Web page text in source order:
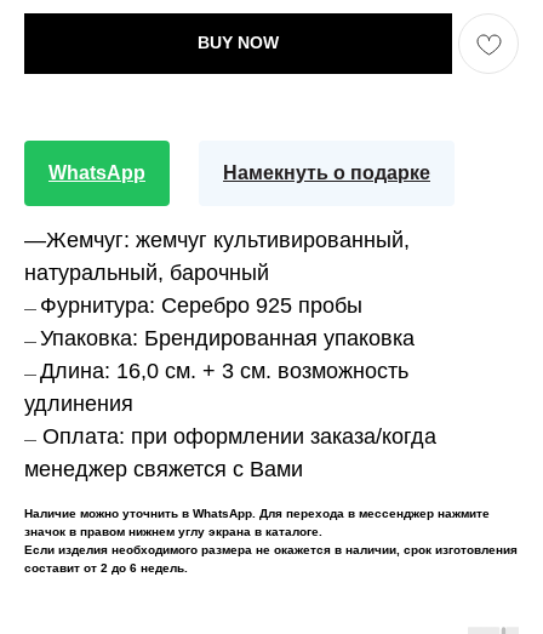
BUY NOW
WhatsApp Намекнуть о подарке
—Жемчуг: жемчуг культивированный,
натуральный, барочный
— Фурнитура: Серебро 925 пробы
— Упаковка: Брендированная упаковка
— Длина: 16,0 см. + 3 см. возможность
удлинения
— Оплата: при оформлении заказа/когда
менеджер свяжется с Вами
Наличие можно уточнить в WhatsApp. Для перехода в мессенджер нажмите
значок в правом нижнем углу экрана в каталоге.
Если изделия необходимого размера не окажется в наличии, срок изготовления
составит от 2 до 6 недель.